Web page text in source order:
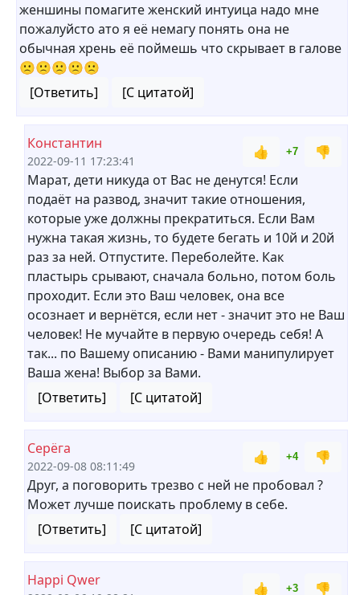
женшины помагите женский интуица надо мне
пожалуйсто ато я её немагу понять она не
обычная хрень её поймешь что скрывает в галове
🙁🙁🙁🙁🙁
[Ответить]
[С цитатой]
Константин
2022-09-11 17:23:41
👍 +7
👎
Марат, дети никуда от Вас не денутся! Если
подаёт на развод, значит такие отношения,
которые уже должны прекратиться. Если Вам
нужна такая жизнь, то будете бегать и 10й и 20й
раз за ней. Отпустите. Переболейте. Как
пластырь срывают, сначала больно, потом боль
проходит. Если это Ваш человек, она все
осознает и вернётся, если нет - значит это не Ваш
человек! Не мучайте в первую очередь себя! А
так... по Вашему описанию - Вами манипулирует
Ваша жена! Выбор за Вами.
[Ответить]
[С цитатой]
Серёга
2022-09-08 08:11:49
👍 +4
👎
Друг, а поговорить трезво с ней не пробовал ?
Может лучше поискать проблему в себе.
[Ответить]
[С цитатой]
Happi Qwer 👍 +3 👎